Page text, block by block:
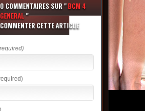
0 COMMENTAIRESSUR "BCM 4
GENERAL"
COMMENTER CETTE ARTICLE